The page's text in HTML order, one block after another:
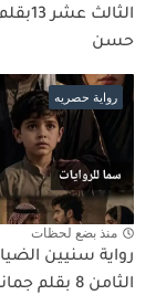
الثالث
حسن
رواية حصريه
منذ بضع لحظات
رواية سنيين
الثامن 8 بقلم جمانه السعيدي